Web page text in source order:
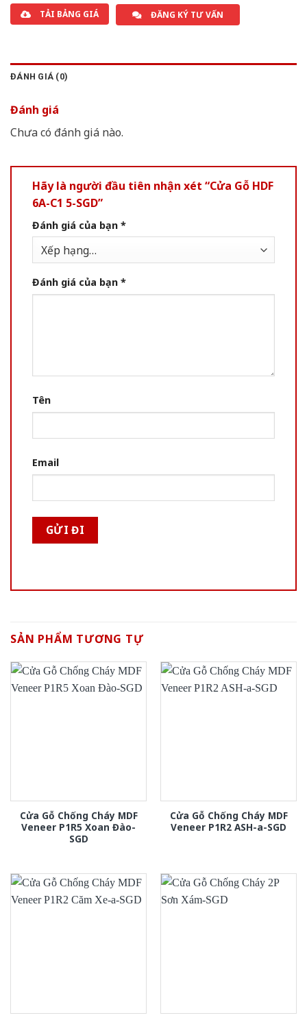
TẢI BẢNG GIÁ ĐĂNG KÝ TƯ VẤN
ĐÁNH GIÁ (0)
Đánh giá
Chưa có đánh giá nào.
Hãy là người đầu tiên nhận xét “Cửa Gỗ HDF
6A-C1 5-SGD”
Đánh giá của bạn *
Đánh giá của bạn *
Tên
Email
SẢN PHẨM TƯƠNG TỰ
Cửa Gỗ Chống Cháy MDF
Veneer P1R5 Xoan Đào-
SGD
Cửa Gỗ Chống Cháy MDF
Veneer P1R2 ASH-a-SGD